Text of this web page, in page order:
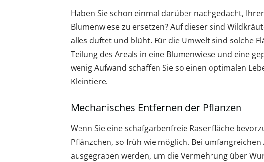
Haben Sie schon einmal darüber nachgedacht,
Blumenwiese zu ersetzen? Auf dieser sind
alles duftet und blüht. Für die Umwelt sind solche
Teilung des Areals in eine Blumenwiese und eine
wenig Aufwand schaffen Sie so einen optimalen
Kleintiere.
Mechanisches Entfernen der Pflanzen
Wenn Sie eine schafgarbenfreie Rasenfläche
Pflänzchen, so früh wie möglich. Bei
ausgegraben werden, um die Vermehrung über